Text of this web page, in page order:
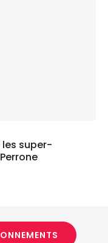
super-